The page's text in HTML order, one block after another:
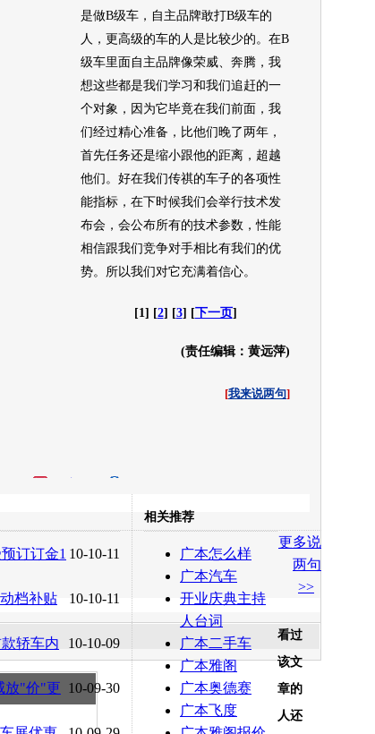
是做B级车 ，自主品牌敢打B级车的
人，更高级的车的人是比较少的。在B
级车里面自主品牌像荣威 、奔腾，我
想这些都是我们学习和我们追赶的一
个对象，因为它毕竟在我们前面，我
们经过精心准备，比他们晚了两年，
首先任务还是缩小跟他的距离，超越
他们。好在我们传祺的车子的各项性
能指标，在下时候我们会举行技术发
布会，会公布所有的技术参数，性能
相信跟我们竞争对手相比有我们的优
势。所以我们对它充满着信心。
[1] [2] [3] [下一页]
(责任编辑：黄远萍)
[我来说两句]
转发至： 白社会 百度i贴吧
10-10-11
订订金1
10-10-11
档补贴
10-10-09
轿车内
10-09-30
放"价"更
相关推荐
广本怎么样
广本汽车
开业庆典主持
人台词
广本二手车
广本雅阁
广本奥德赛
广本飞度
更多说
两句
>>
看过
该文
章的
人还